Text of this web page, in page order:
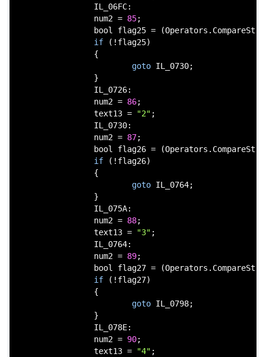
IL_06FC:
num2 = 85;
bool
flag25 =
if (!flag25)
{
goto IL_0730;
}
IL_0726:
num2 = 86;
text13 =
"2" ;
IL_0730:
num2 = 87;
bool
flag26 =
if (!flag26)
{
goto IL_0764;
}
IL_075A:
num2 = 88;
text13 =
"3" ;
IL_0764:
num2 = 89;
bool
flag27 =
if (!flag27)
{
goto IL_0798;
}
IL_078E:
num2 = 90;
text13 =
"4" ;